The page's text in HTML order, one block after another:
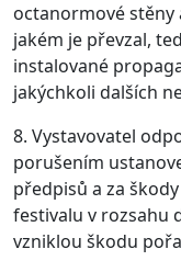
octanormové stěny
jakém je převzal,
instalované
jakýchkoli dalších
8. Vystavovatel
porušením
předpisů a za
festivalu v rozsahu
vzniklou škodu